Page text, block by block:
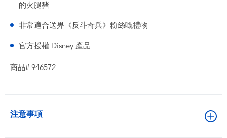
的火腿豬
非常適合送畀《反斗奇兵》粉絲嘅禮物
官方授權 Disney 產品
商品# 946572
注意事項